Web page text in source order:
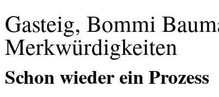
Gasteig, Bommi
Merkwürdigkeiten
Schon wieder ein Prozess